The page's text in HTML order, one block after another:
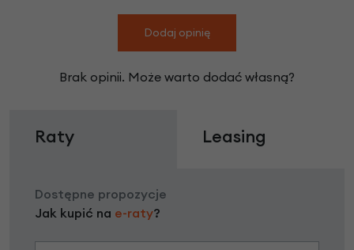
Dodaj opinię
Brak opinii. Może warto dodać własną?
Raty Leasing
Dostępne propozycje
Jak kupić na e-raty?